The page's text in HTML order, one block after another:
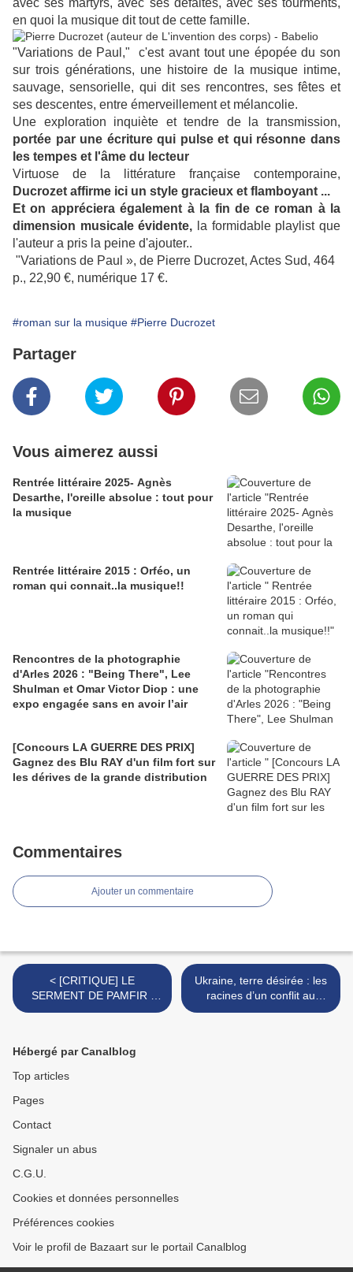
avec ses martyrs, avec ses défaites, avec ses tourments,
en quoi la musique dit tout de cette famille.
"Variations de Paul," c'est avant tout une épopée du son
sur trois générations, une histoire de la musique intime,
sauvage, sensorielle, qui dit ses rencontres, ses fêtes et
ses descentes, entre émerveillement et mélancolie.
Une exploration inquiète et tendre de la transmission,
portée par une écriture qui pulse et qui résonne dans
les tempes et l'âme du lecteur
Virtuose de la littérature française contemporaine,
Ducrozet affirme ici un style gracieux et flamboyant ...
Et on appréciera également à la fin de ce roman à la
dimension musicale évidente, la formidable playlist que
l'auteur a pris la peine d'ajouter..
"Variations de Paul », de Pierre Ducrozet, Actes Sud, 464
p., 22,90 €, numérique 17 €.
#roman sur la musique #Pierre Ducrozet
Partager
Vous aimerez aussi
Rentrée littéraire 2025- Agnès
Desarthe, l'oreille absolue : tout pour
la musique
Rentrée littéraire 2015 : Orféo, un
roman qui connait..la musique!!
Rencontres de la photographie
d'Arles 2026 : "Being There", Lee
Shulman et Omar Victor Diop : une
expo engagée sans en avoir l’air
[Concours LA GUERRE DES PRIX]
Gagnez des Blu RAY d'un film fort sur
les dérives de la grande distribution
Commentaires
Ajouter un commentaire
< [CRITIQUE] LE
SERMENT DE PAMFIR :
encore un très bon film
Ukraine, terre désirée : les
racines d’un conflit au
travers de 20 ans de
Hébergé par Canalblog
Top articles
Pages
Contact
Signaler un abus
C.G.U.
Cookies et données personnelles
Préférences cookies
Voir le profil de Bazaart sur le portail Canalblog